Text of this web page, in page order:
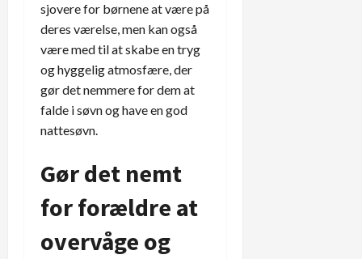
sjovere for børnene at være på
deres værelse, men kan også
være med til at skabe en tryg
og hyggelig atmosfære, der
gør det nemmere for dem at
falde i søvn og have en god
nattesøvn.
Gør det nemt
for forældre at
overvåge og